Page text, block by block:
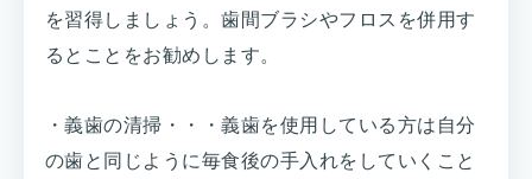
を習得しましょう。歯間ブラシやフロスを併用す
るとことをお勧めします。
・義歯の清掃・・・義歯を使用している方は自分
の歯と同じように毎食後の手入れをしていくこと